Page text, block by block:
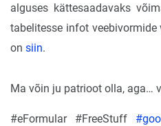
alguses kättesaadavaks
tabelitesse infot
on siin.
Ma võin ju patrioot olla, aga…
#eFormular #FreeStuff